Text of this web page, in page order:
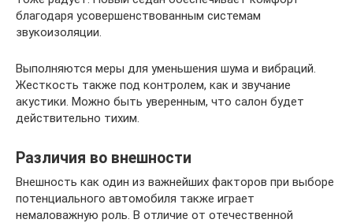
благодаря усовершенствованным системам
звукоизоляции.
Выполняются меры для уменьшения шума и вибраций.
Жесткость также под контролем, как и звучание
акустики. Можно быть уверенным, что салон будет
действительно тихим.
Различия во внешности
Внешность как один из важнейших факторов при выборе
потенциального автомобиля также играет
немаловажную роль. В отличие от отечественной